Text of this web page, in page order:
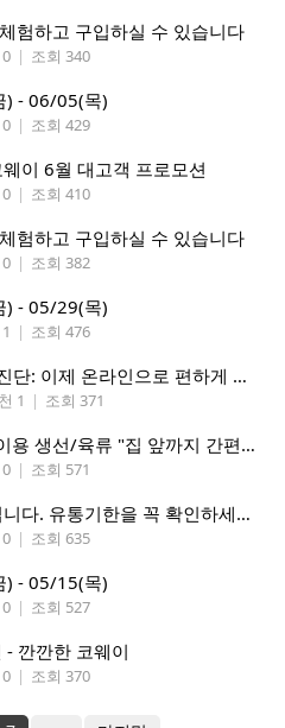
험하고 구입하실 수 있습니다
| 조회 340
) - 06/05(목)
| 조회 429
이 6월 대고객 프로모션
| 조회 410
험하고 구입하실 수 있습니다
| 조회 382
) - 05/29(목)
| 조회 476
[라파헬스] *캐나다 발효 공진단: 이제 온라인으로 편하게 구매하세요.*
1 | 조회 371
시애틀 프리미엄 사시미/구이용 생선/육류 "집 앞까지 간편하게" – 영오션닷컴
| 조회 571
패키지 SS - 임박상품 세일입니다. 유통기한을 꼭 확인하세요.
| 조회 635
) - 05/15(목)
| 조회 527
깐깐한 코웨이
| 조회 370